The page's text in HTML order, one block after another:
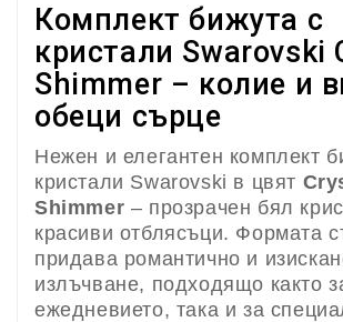
Комплект бижута с
кристали Swarovski
Shimmer – колие и
обеци сърце
Нежен и елегантен комплект
кристали Swarovski в цвят
Shimmer – прозрачен бял
красиви отблясъци. Формата
придава романтично и
излъчване, подходящо както
ежедневието, така и за